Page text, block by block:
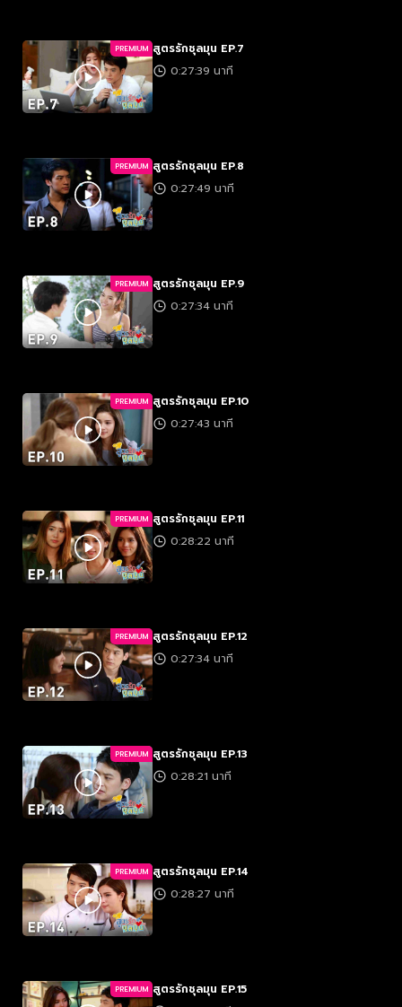
PREMIUM สูตรรักชุลมุน EP.7
0:27:39 นาที
PREMIUM สูตรรักชุลมุน EP.8
0:27:49 นาที
PREMIUM สูตรรักชุลมุน EP.9
0:27:34 นาที
PREMIUM สูตรรักชุลมุน EP.10
0:27:43 นาที
PREMIUM สูตรรักชุลมุน EP.11
0:28:22 นาที
PREMIUM สูตรรักชุลมุน EP.12
0:27:34 นาที
PREMIUM สูตรรักชุลมุน EP.13
0:28:21 นาที
PREMIUM สูตรรักชุลมุน EP.14
0:28:27 นาที
PREMIUM สูตรรักชุลมุน EP.15